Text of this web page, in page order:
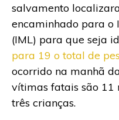
salvamento
encaminhado para o
(IML) para que seja
para 19 o total de
ocorrido na manhã
vítimas fatais são 11
três crianças.